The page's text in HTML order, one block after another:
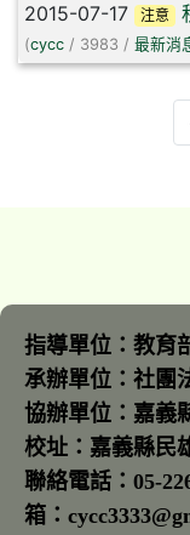
2015-07-17 注意
(cycc / 3983 / 最新消
指導單位：教
承辦單位：社團
協辦單位：嘉義
校址：嘉義縣民
聯絡電話：05-
箱：